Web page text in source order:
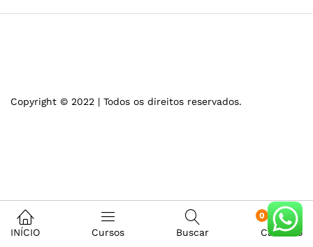
Copyright © 2022 | Todos os direitos reservados.
INÍCIO Cursos Buscar
0
Carrinho